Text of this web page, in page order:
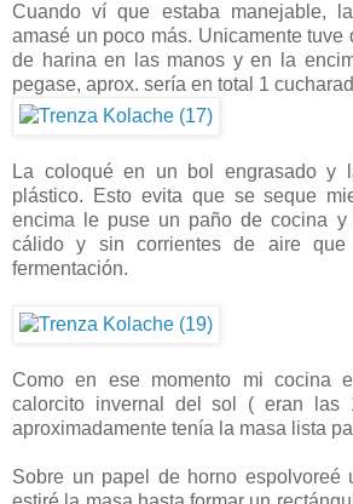
Cuando ví que estaba manejable,
amasé un poco más. Unicamente tuve
de harina en las manos y en la
pegase, aprox. sería en total 1
La coloqué en un bol engrasado y
plástico. Esto evita que se seque
encima le puse un paño de cocina
cálido y sin corrientes de aire que
fermentación.
Como en ese momento mi cocina
calorcito invernal del sol ( eran las
aproximadamente tenía la masa lista
Sobre un papel de horno espolvoreé